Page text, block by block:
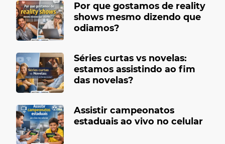
Por que gostamos de reality
shows mesmo dizendo que
odiamos?
Séries curtas vs novelas:
estamos assistindo ao fim
das novelas?
Assistir campeonatos
estaduais ao vivo no celular